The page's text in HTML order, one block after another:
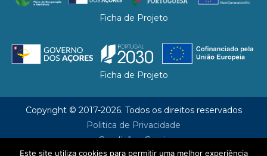
Ficha de Projeto
Ficha de Projeto
Copyright © 2017-2026. Todos os direitos reservados
Politica de Privacidade
Condições Gerais
Este site utiliza cookies para permitir uma melhor experiência